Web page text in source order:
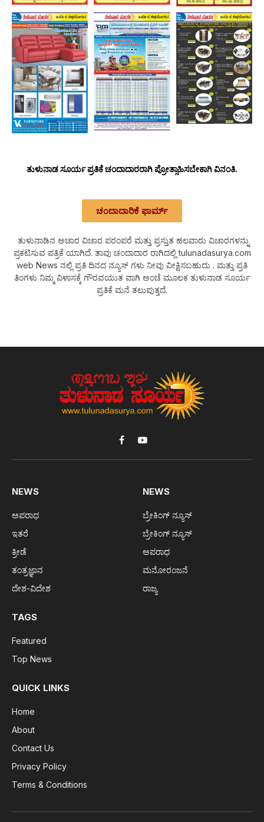
ತುಳುನಾಡ ಸೂರ್ಯ ಪ್ರತಿಕೆ ಚಂದಾದಾರರಾಗಿ ಪ್ರೋತ್ಸಾಹಿಸಬೇಕಾಗಿ ವಿನಂತಿ.
ಚಂದಾದಾರಿಕೆ ಫಾರ್ಮ್
ತುಳುನಾಡಿನ ಅಚಾರ ವಿಚಾರ ಪರಂಪರೆ ಮತ್ತು ಪ್ರಸ್ತುತ ಹಲವಾರು ವಿಚಾರಗಳನ್ನು
ಪ್ರಕಟಿಸುವ ಪತ್ರಿಕೆ ಯಾಗಿದೆ. ತಾವು ಚಂದಾದಾರ ರಾಗಿದಲ್ಲಿ tulunadasurya.com
web News ನಲ್ಲಿ ಪ್ರತಿ ದಿನದ ನ್ಯೂಸ್ ಗಳು ನೀವು ವೀಕ್ಷಿಸಬಹುದು . ಮತ್ತು ಪ್ರತಿ
ತಿಂಗಳು ನಿಮ್ಮ ವಿಳಾಸಕ್ಕೆ ಗೌರವಯುತ ವಾಗಿ ಅಂಚೆ ಮೂಲಕ ತುಳುನಾಡ ಸೂರ್ಯ
ಪ್ರತಿಕೆ ಮನೆ ತಲುಪುತ್ತದೆ.
FacebookYouTube
NEWS
ಅಪರಾಧ
ಇತರೆ
ಕ್ರೀಡೆ
ತಂತ್ರಜ್ಞಾನ
ದೇಶ-ವಿದೇಶ
NEWS
ಬ್ರೇಕಿಂಗ್ ನ್ಯೂಸ್
ಬ್ರೇಕಿಂಗ್ ನ್ಯೂಸ್
ಅಪರಾಧ
ಮನೋರಂಜನೆ
ರಾಜ್ಯ
TAGS
Featured
Top News
QUICK LINKS
Home
About
Contact Us
Privacy Policy
Terms & Conditions